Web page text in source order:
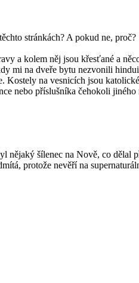
stránkách? A pokud ne, proč?
kolem něj jsou křesťané a
mi na dveře bytu nezvonili
na vesnicích jsou
nebo příslušníka čehokoli
šílenec na Nově, co dělal
protože nevěří na